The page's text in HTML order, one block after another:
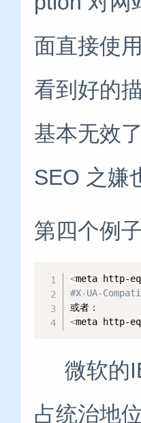
面直接使
看到好的
基本无效
SEO 之嫌
第四个例
<meta http-
#X-UA-
<meta http-
微软的
占统治地